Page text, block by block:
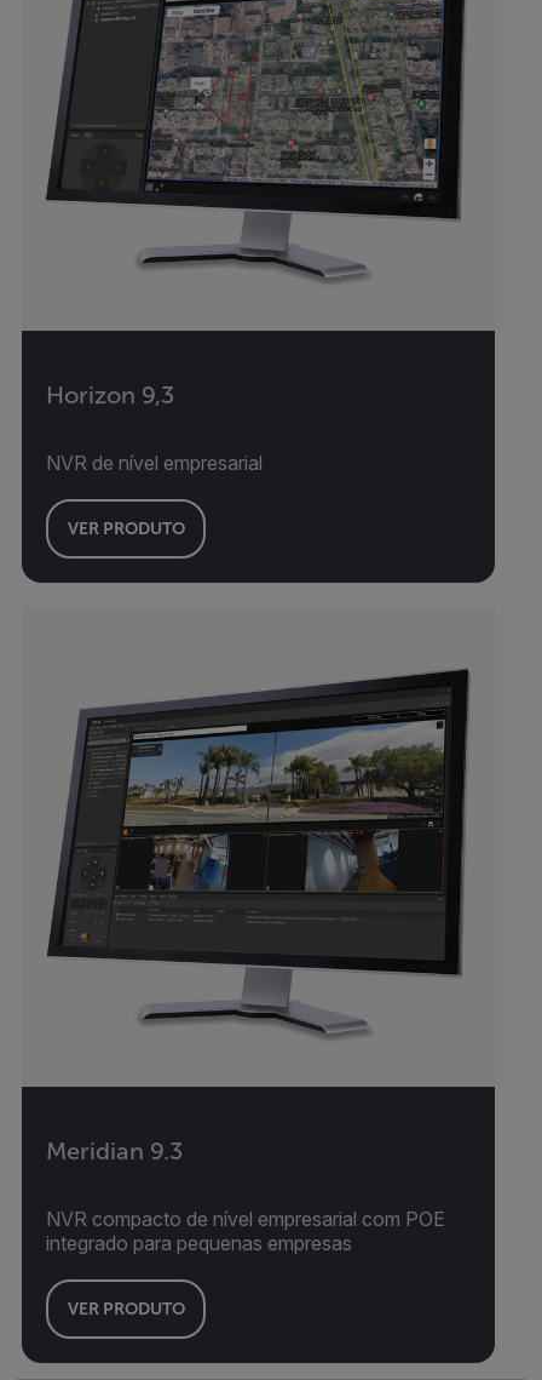
Horizon 9,3
NVR de nível empresarial
VER PRODUTO
Meridian 9.3
NVR compacto de nível empresarial com POE
integrado para pequenas empresas
VER PRODUTO